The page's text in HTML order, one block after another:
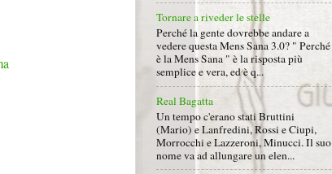
Tornare a riveder le stelle
Perché la gente dovrebbe andare a
vedere questa Mens Sana 3.0? " Perché
è la Mens Sana " è la risposta più
semplice e vera, ed è q...
Real Bagatta
Un tempo c'erano stati Bruttini
(Mario) e Lanfredini, Rossi e Ciupi,
Morrocchi e Lazzeroni, Minucci. Il suo
nome va ad allungare un elen...